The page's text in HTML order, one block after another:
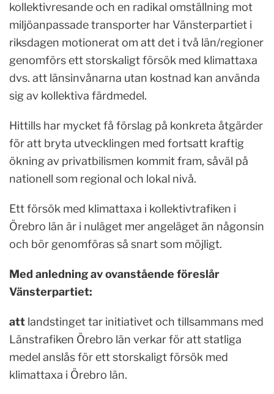
kollektivresande och en radikal omställning mot
miljöanpassade transporter har Vänsterpartiet i
riksdagen motionerat om att det i två län/regioner
genomförs ett storskaligt försök med klimattaxa
dvs. att länsinvånarna utan kostnad kan använda
sig av kollektiva färdmedel.
Hittills har mycket få förslag på konkreta åtgärder
för att bryta utvecklingen med fortsatt kraftig
ökning av privatbilismen kommit fram, såväl på
nationell som regional och lokal nivå.
Ett försök med klimattaxa i kollektivtrafiken i
Örebro län är i nuläget mer angeläget än någonsin
och bör genomföras så snart som möjligt.
Med anledning av ovanstående föreslår
Vänsterpartiet:
att landstinget tar initiativet och tillsammans med
Länstrafiken Örebro län verkar för att statliga
medel anslås för ett storskaligt försök med
klimattaxa i Örebro län.